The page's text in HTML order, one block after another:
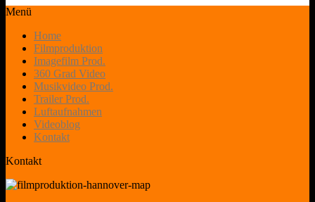
Menü
Home
Filmproduktion
Imagefilm Prod.
360 Grad Video
Musikvideo Prod.
Trailer Prod.
Luftaufnahmen
Videoblog
Kontakt
Kontakt